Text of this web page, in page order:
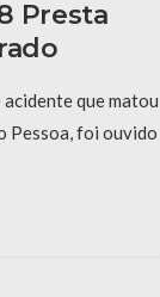
Presta
que matou
Pessoa, foi ouvido